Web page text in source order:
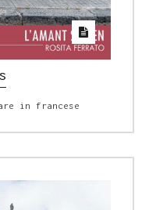
in francese